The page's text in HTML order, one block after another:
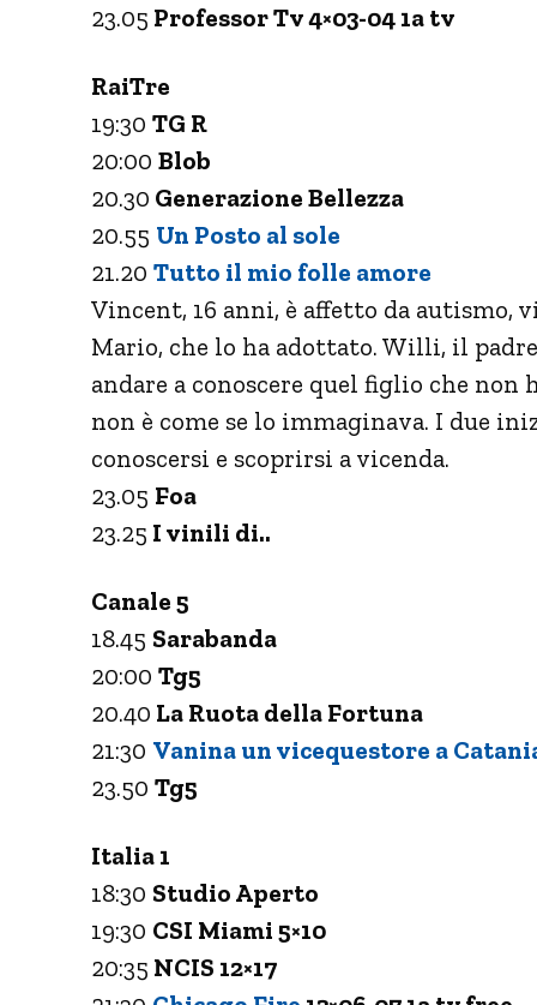
23.05 Professor Tv 4×03-04 1a tv
RaiTre
19:30 TG R
20:00 Blob
20.30 Generazione Bellezza
20.55 Un Posto al sole
21.20 Tutto il mio folle amore
Vincent, 16 anni, è affetto da autismo,
Mario, che lo ha adottato. Willi, il
andare a conoscere quel figlio che non
non è come se lo immaginava. I due
conoscersi e scoprirsi a vicenda.
23.05 Foa
23.25 I vinili di..
Canale 5
18.45 Sarabanda
20:00 Tg5
20.40 La Ruota della Fortuna
21:30 Vanina un vicequestore a
23.50 Tg5
Italia 1
18:30 Studio Aperto
19:30 CSI Miami 5×10
20:35 NCIS 12×17